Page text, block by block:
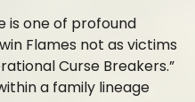
is one of profound
Flames not as victims
Curse Breakers.”
a family lineage